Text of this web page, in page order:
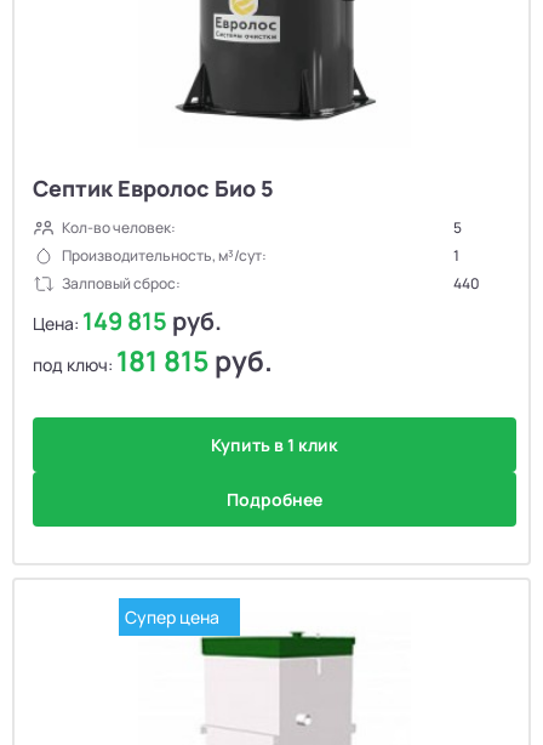
Септик Евролос Био 5
Кол-во человек:
5
Производительность, м³/сут:
1
Залповый сброс:
440
Цена: 149 815 руб.
под ключ: 181 815руб.
Купить в 1 клик
Подробнее
Супер цена